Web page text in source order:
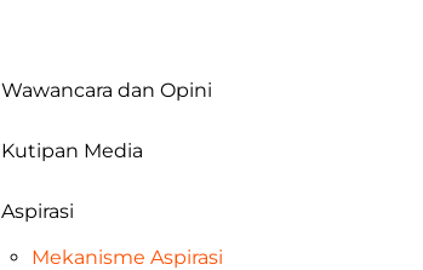
Wawancara dan Opini
Kutipan Media
Aspirasi
Mekanisme Aspirasi